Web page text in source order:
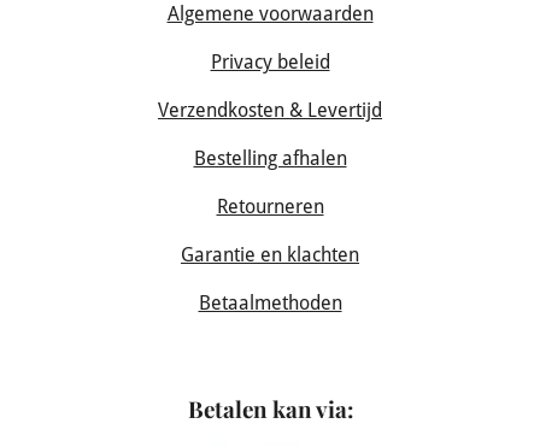
Algemene voorwaarden
Privacy beleid
Verzendkosten & Levertijd
Bestelling afhalen
Retourneren
Garantie en klachten
Betaalmethoden
Betalen kan via: